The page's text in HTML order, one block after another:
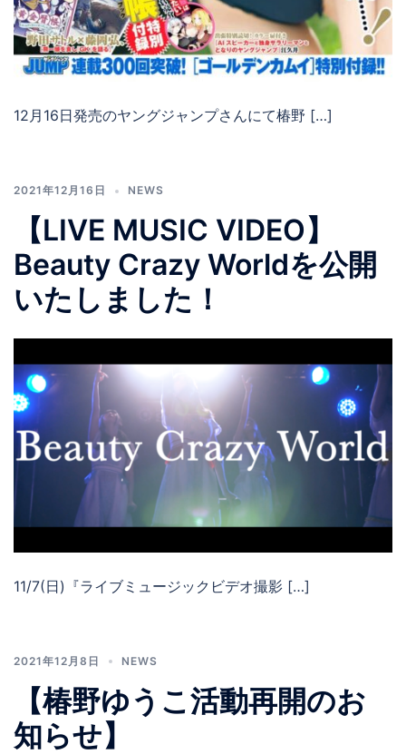
12月16日発売のヤングジャンプさんにて椿野 […]
2021年12月16日 NEWS
【LIVE MUSIC VIDEO】
Beauty Crazy Worldを公開
いたしました！
11/7(日)『ライブミュージックビデオ撮影 […]
2021年12月8日 NEWS
【椿野ゆうこ活動再開のお
知らせ】